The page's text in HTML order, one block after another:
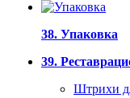
38. Упаковка
39.
Штрихи